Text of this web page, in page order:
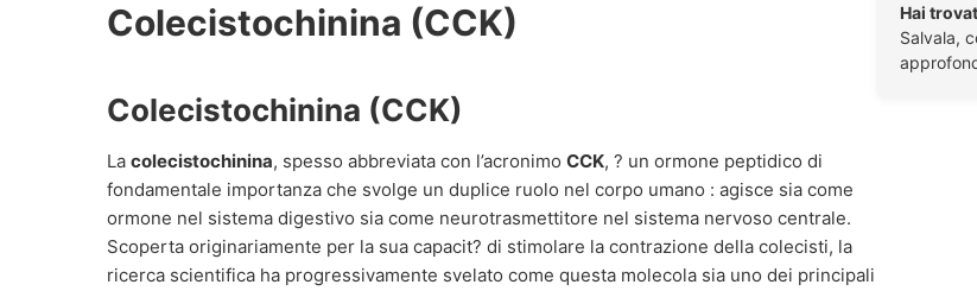
Colecistochinina (CCK)
Colecistochinina (CCK)
La colecistochinina, spesso abbreviata con l’acronimo CCK, ? un ormone peptidico di
fondamentale importanza che svolge un duplice ruolo nel corpo umano : agisce sia come
ormone nel sistema digestivo sia come neurotrasmettitore nel sistema nervoso centrale.
Scoperta originariamente per la sua capacit? di stimolare la contrazione della colecisti, la
ricerca scientifica ha progressivamente svelato come questa molecola sia uno dei principali
Hai
Salvala,